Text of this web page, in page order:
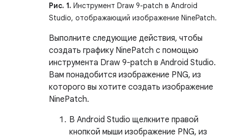
Рис. 1. Инструмент Draw 9-patch в Android
Studio, отображающий изображение NinePatch.
Выполните следующие действия, чтобы
создать графику NinePatch с помощью
инструмента Draw 9-patch в Android Studio.
Вам понадобится изображение PNG, из
которого вы хотите создать изображение
NinePatch.
В Android Studio щелкните правой
кнопкой мыши изображение PNG, из